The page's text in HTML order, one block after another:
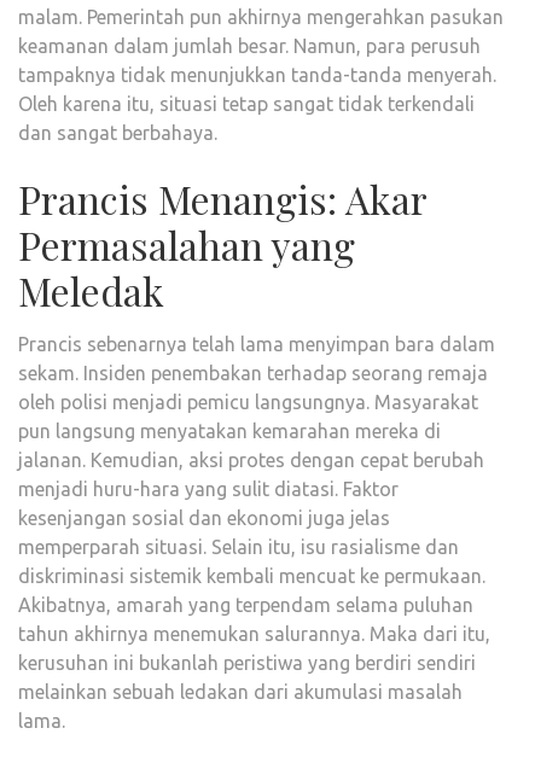
malam. Pemerintah pun akhirnya mengerahkan pasukan
keamanan dalam jumlah besar. Namun, para perusuh
tampaknya tidak menunjukkan tanda-tanda menyerah.
Oleh karena itu, situasi tetap sangat tidak terkendali
dan sangat berbahaya.
Prancis Menangis: Akar
Permasalahan yang
Meledak
Prancis sebenarnya telah lama menyimpan bara dalam
sekam. Insiden penembakan terhadap seorang remaja
oleh polisi menjadi pemicu langsungnya. Masyarakat
pun langsung menyatakan kemarahan mereka di
jalanan. Kemudian, aksi protes dengan cepat berubah
menjadi huru-hara yang sulit diatasi. Faktor
kesenjangan sosial dan ekonomi juga jelas
memperparah situasi. Selain itu, isu rasialisme dan
diskriminasi sistemik kembali mencuat ke permukaan.
Akibatnya, amarah yang terpendam selama puluhan
tahun akhirnya menemukan salurannya. Maka dari itu,
kerusuhan ini bukanlah peristiwa yang berdiri sendiri
melainkan sebuah ledakan dari akumulasi masalah
lama.